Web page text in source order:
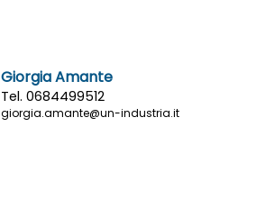
Giorgia Amante
Tel. 0684499512
giorgia.amante@un-industria.it